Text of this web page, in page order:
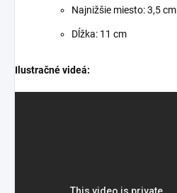
Najnižšie miesto: 3,5 cm
Dĺžka: 11 cm
Ilustračné videá: